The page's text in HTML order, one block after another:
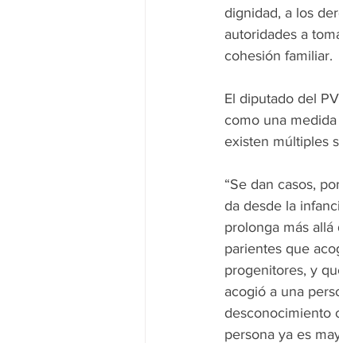
dignidad, a los
autoridades a
cohesión familiar.
El diputado del
como una
existen múltiples
“Se dan casos,
da desde la
prolonga más
parientes que
progenitores, y
acogió a una
desconocimiento
persona ya es